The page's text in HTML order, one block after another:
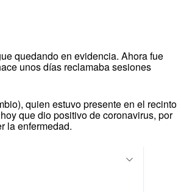
quedando en evidencia. Ahora fue
unos días reclamaba sesiones
quien estuvo presente en el recinto
que dio positivo de coronavirus, por
la enfermedad.